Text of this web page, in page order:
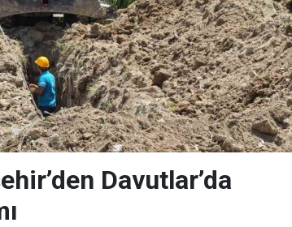
Davutlar’da